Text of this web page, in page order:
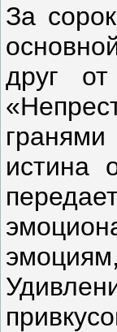
За
друг
истина